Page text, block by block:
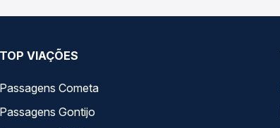
TOP VIAÇÕES
Passagens Cometa
Passagens Gontijo